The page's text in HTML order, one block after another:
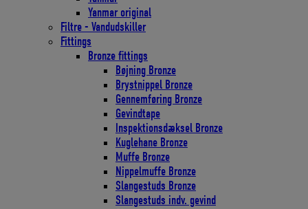
Yanmar original
Filtre - Vandudskiller
Fittings
Bronze fittings
Bøjning Bronze
Brystnippel Bronze
Gennemføring Bronze
Gevindtape
Inspektionsdæksel Bronze
Kuglehane Bronze
Muffe Bronze
Nippelmuffe Bronze
Slangestuds Bronze
Slangestuds indv. gevind